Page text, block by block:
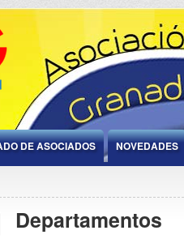
DE ASOCIADOS NOVEDADES
Departamentos